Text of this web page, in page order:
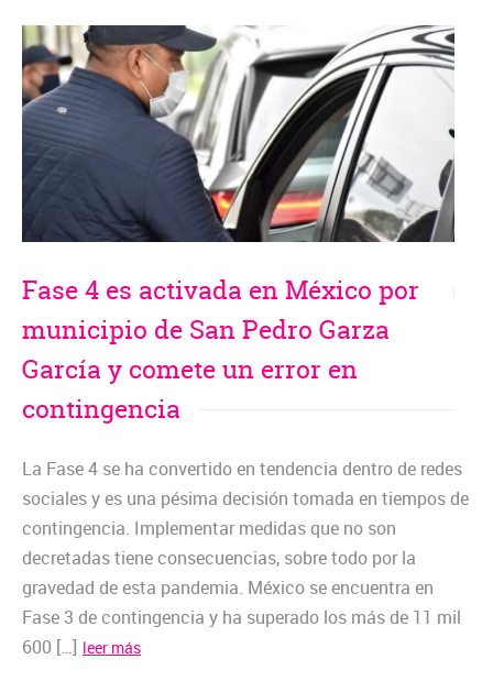
Fase 4 es activada en México por
municipio de San Pedro Garza
García y comete un error en
contingencia
La Fase 4 se ha convertido en tendencia dentro de redes
sociales y es una pésima decisión tomada en tiempos de
contingencia. Implementar medidas que no son
decretadas tiene consecuencias, sobre todo por la
gravedad de esta pandemia. México se encuentra en
Fase 3 de contingencia y ha superado los más de 11 mil
600 […] leer más